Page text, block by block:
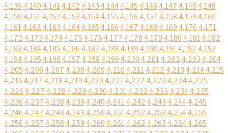
4,1394,1404,1414,1424,1434,1444,1454,1464,1474,1484,149
4,1504,1514,1524,1534,1544,1554,1564,1574,1584,1594,160
4,1614,1624,1634,1644,1654,1664,1674,1684,1694,1704,171
4,1724,1734,1744,1754,1764,1774,1784,1794,1804,1814,182
4,1834,1844,1854,1864,1874,1884,1894,1904,1914,1924,193
4,1944,1954,1964,1974,1984,1994,2004,2014,2024,2034,204
4,2054,2064,2074,2084,2094,2104,2114,2124,2134,2144,215
4,2164,2174,2184,2194,2204,2214,2224,2234,2244,225
4,2264,2274,2284,2294,2304,2314,2324,2334,2344,235
4,2364,2374,2384,2394,2404,2414,2424,2434,2444,245
4,2464,2474,2484,2494,2504,2514,2524,2534,2544,255
4,2564,2574,2584,2594,2604,2614,2624,2634,2644,265